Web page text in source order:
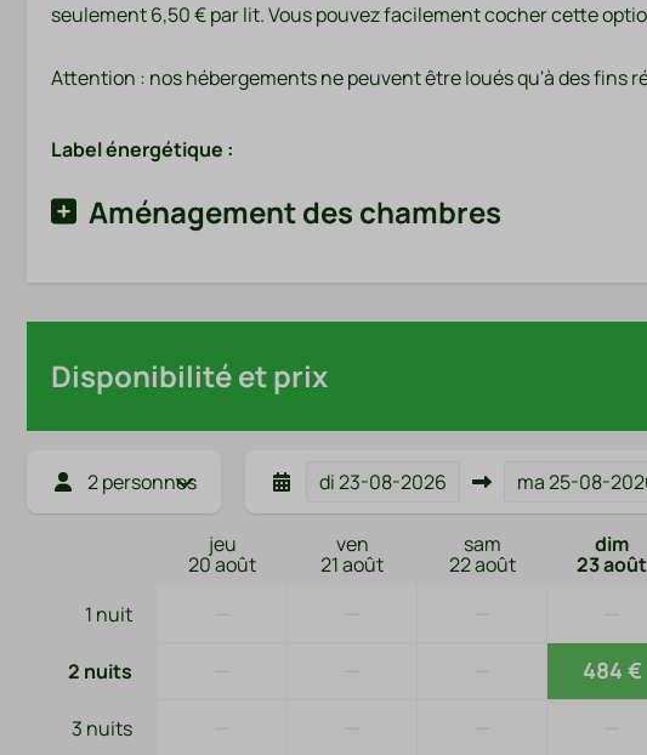
seulement 6,50 € par lit. Vous pouvez facilement cocher cette
Attention : nos hébergements ne peuvent être loués qu'à des fins
Label énergétique :
Aménagement des chambres
Disponibilité et prix
2 personnes di23-08-2026 ma25-08-
jeu
20 août
ven
21 août
sam
22 août
dim
23 août
1 nuit
2 nuits 484 €
3 nuits